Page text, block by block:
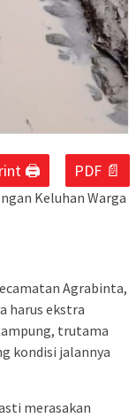
🖨 PDF 📄
Keluhan Warga
Agrabinta,
harus ekstra
trutama
kondisi jalannya
merasakan